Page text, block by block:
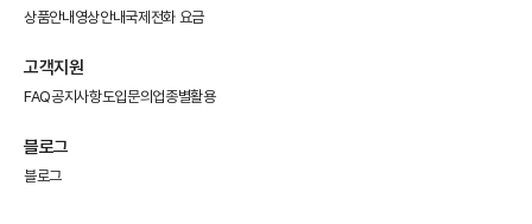
상품안내영상안내국제전화 요금
고객지원
FAQ공지사항도입문의업종별활용
블로그
블로그